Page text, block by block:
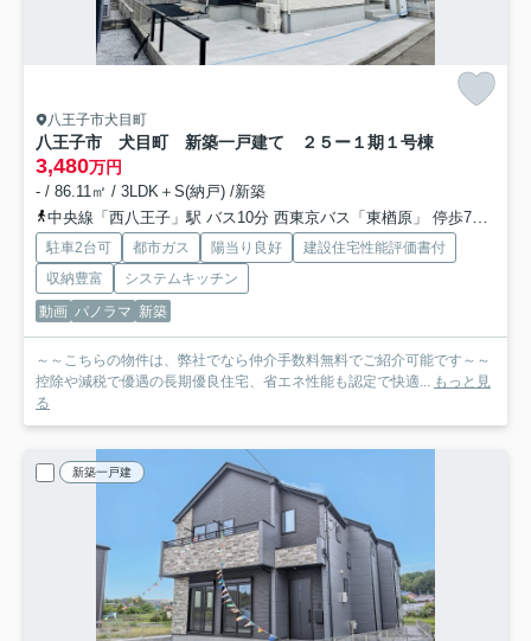
八王子市犬目町
八王子市 犬目町 新築一戸建て ２５ー１期 １号棟
3,480万円
- / 86.11㎡ / 3LDK＋S(納戸) /新築
中央線「西八王子」駅 バス10分 西東京バス「東楢原」 停歩7分
駐車2台可 都市ガス 陽当り良好
建設住宅性能評価書付
収納豊富
システムキッチン
動画 パノラマ 新築
～～こちらの物件は、弊社でなら仲介手数料無料でご紹介可能です～～
控除や減税で優遇の長期優良住宅、省エネ性能も認定で快適... もっと見
る
新築一戸建